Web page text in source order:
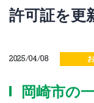
許可証を更
2025/04/08
岡崎市の